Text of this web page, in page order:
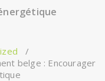
/
belge : Encourager